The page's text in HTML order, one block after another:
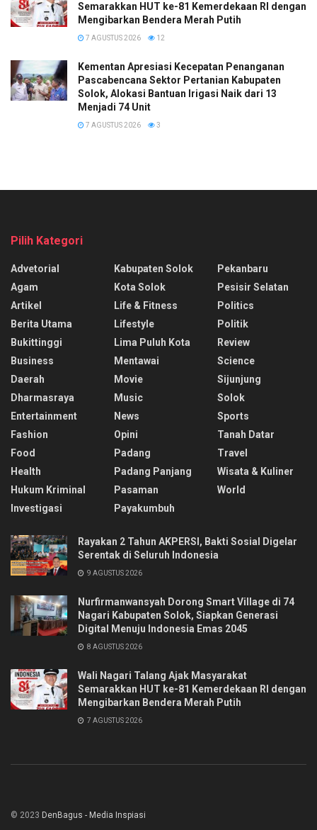
Semarakkan HUT ke-81 Kemerdekaan RI dengan
Mengibarkan Bendera Merah Putih
7 AGUSTUS 2026 12
Kementan Apresiasi Kecepatan Penanganan
Pascabencana Sektor Pertanian Kabupaten
Solok, Alokasi Bantuan Irigasi Naik dari 13
Menjadi 74 Unit
7 AGUSTUS 2026 3
Pilih Kategori
Advetorial
Agam
Artikel
Berita Utama
Bukittinggi
Business
Daerah
Dharmasraya
Entertainment
Fashion
Food
Health
Hukum Kriminal
Investigasi
Kabupaten Solok
Kota Solok
Life & Fitness
Lifestyle
Lima Puluh Kota
Mentawai
Movie
Music
News
Opini
Padang
Padang Panjang
Pasaman
Payakumbuh
Pekanbaru
Pesisir Selatan
Politics
Politik
Review
Science
Sijunjung
Solok
Sports
Tanah Datar
Travel
Wisata & Kuliner
World
Rayakan 2 Tahun AKPERSI, Bakti Sosial Digelar
Serentak di Seluruh Indonesia
9 AGUSTUS 2026
Nurfirmanwansyah Dorong Smart Village di 74
Nagari Kabupaten Solok, Siapkan Generasi
Digital Menuju Indonesia Emas 2045
8 AGUSTUS 2026
Wali Nagari Talang Ajak Masyarakat
Semarakkan HUT ke-81 Kemerdekaan RI dengan
Mengibarkan Bendera Merah Putih
7 AGUSTUS 2026
© 2023 DenBagus - Media Inspiasi